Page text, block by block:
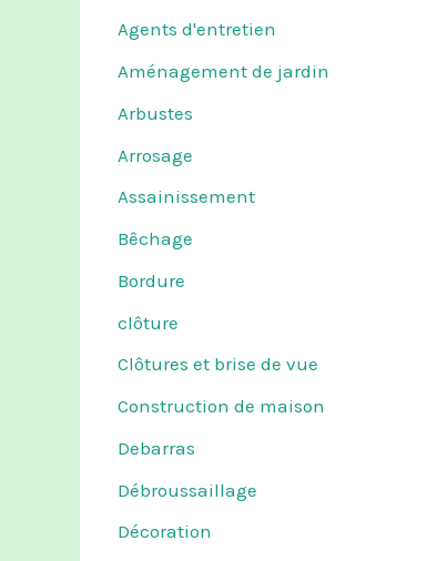
Agents d'entretien
Aménagement de jardin
Arbustes
Arrosage
Assainissement
Bêchage
Bordure
clôture
Clôtures et brise de vue
Construction de maison
Debarras
Débroussaillage
Décoration